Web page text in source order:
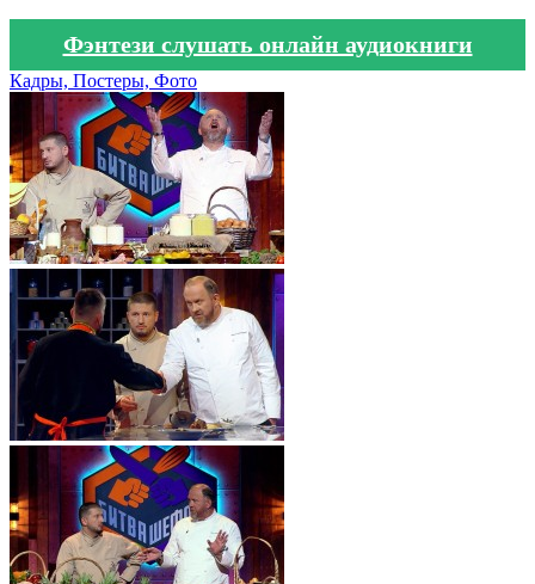
Фэнтези слушать онлайн аудиокниги
Кадры, Постеры, Фото